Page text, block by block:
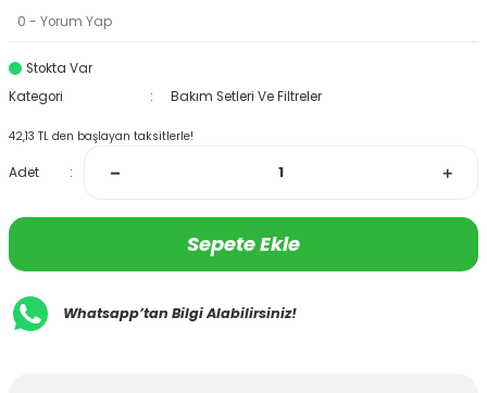
0 - Yorum Yap
Stokta Var
Kategori
Bakım Setleri Ve Filtreler
42,13 TL den başlayan taksitlerle!
Adet
Sepete Ekle
Whatsapp’tan Bilgi Alabilirsiniz!